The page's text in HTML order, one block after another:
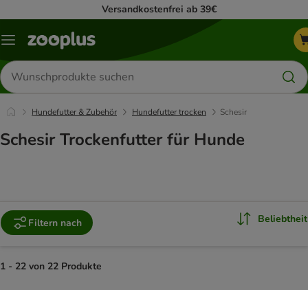
Versandkostenfrei ab 39€
Menü
Produkte
suchen
Hundefutter & Zubehör Hundefutter trocken Schesir
Schesir Trockenfutter für Hunde
Filtern nach Beliebtheit
1 - 22 von 22 Produkte